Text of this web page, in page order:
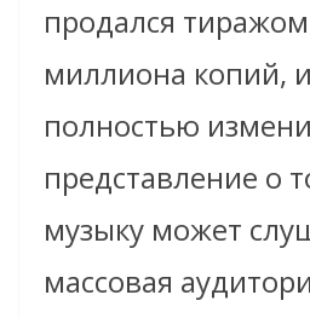
продался
миллиона копий,
полностью
представление о
музыку может
массовая